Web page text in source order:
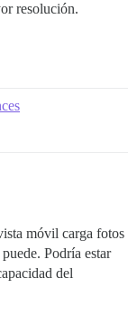
resolución.
móvil carga fotos
Podría estar
del